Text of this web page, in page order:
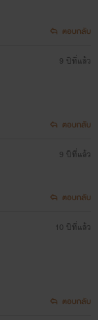
ตอบกลับ
9 ปีที่แล้ว
ตอบกลับ
9 ปีที่แล้ว
ตอบกลับ
10 ปีที่แล้ว
ตอบกลับ